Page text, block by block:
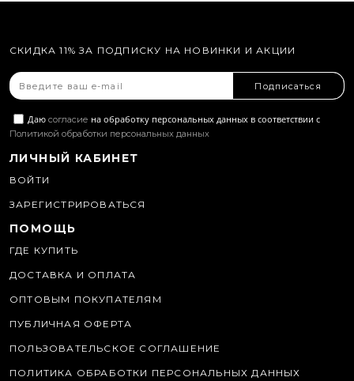
СКИДКА 11% ЗА ПОДПИСКУ НА НОВИНКИ И АКЦИИ
Подписаться
Даю согласие на обработку персональных данных в соответствии с
Политикой обработки персональных данных
ЛИЧНЫЙ КАБИНЕТ
ВОЙТИ
ЗАРЕГИСТРИРОВАТЬСЯ
ПОМОЩЬ
ГДЕ КУПИТЬ
ДОСТАВКА И ОПЛАТА
ОПТОВЫМ ПОКУПАТЕЛЯМ
ПУБЛИЧНАЯ ОФЕРТА
ПОЛЬЗОВАТЕЛЬСКОЕ СОГЛАШЕНИЕ
ПОЛИТИКА ОБРАБОТКИ ПЕРСОНАЛЬНЫХ ДАННЫХ